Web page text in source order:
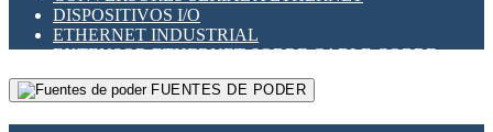
RELÉS DE ESTADO SÓLIDO SSR
RELÉS INDUSTRIALES
RELÉS MINIATURA DE POTENCIA
SENSORES MAGNÉTICOS
DISPOSITIVOS I/O
ETHERNET INDUSTRIAL
EXTENSOR ETHERNET SOBRE CABLE COBRE
GATEWAY LORAWAN
GESTIÓN DE REDESFUENTES DE PODER